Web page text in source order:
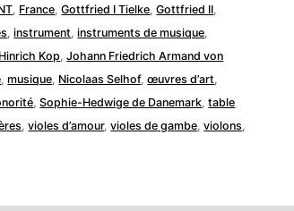
, France,Gottfried I Tielke,Gottfried II,
,instrument,instruments de musique,
Kop,Johann Friedrich Armand von
,musique, Nicolaas Selhof,œuvres d’art,
,Sophie-Hedwige de Danemark,table
,violes d’amour,violes de gambe,violons,